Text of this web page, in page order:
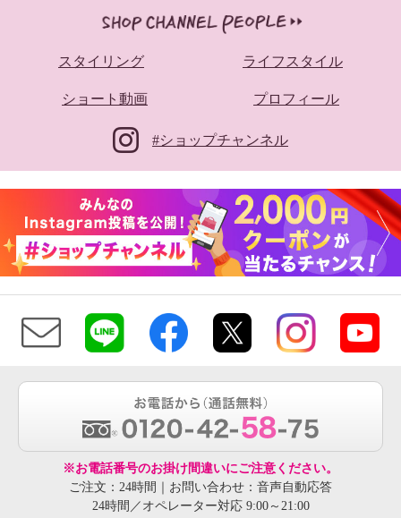
スタイリング ライフスタイル
ショート動画 プロフィール
#ショップチャンネル
※お電話番号のお掛け間違いにご注意ください。
ご注文：24時間｜お問い合わせ：音声自動応答
24時間／オペレーター対応 9:00～21:00